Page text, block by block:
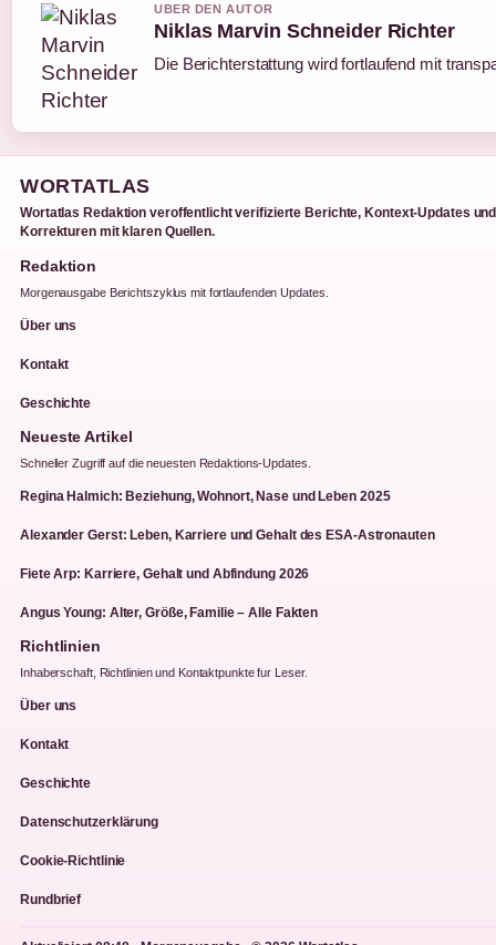
UBER DEN AUTOR
Niklas Marvin Schneider Richter
Die Berichterstattung wird fortlaufend mit
WORTATLAS
Wortatlas Redaktion veroffentlicht verifizierte Berichte, Kontext-Updates und
Korrekturen mit klaren Quellen.
Redaktion
Morgenausgabe Berichtszyklus mit fortlaufenden Updates.
Über uns
Kontakt
Geschichte
Neueste Artikel
Schneller Zugriff auf die neuesten Redaktions-Updates.
Regina Halmich: Beziehung, Wohnort, Nase und Leben 2025
Alexander Gerst: Leben, Karriere und Gehalt des ESA-Astronauten
Fiete Arp: Karriere, Gehalt und Abfindung 2026
Angus Young: Alter, Größe, Familie – Alle Fakten
Richtlinien
Inhaberschaft, Richtlinien und Kontaktpunkte fur Leser.
Über uns
Kontakt
Geschichte
Datenschutzerklärung
Cookie-Richtlinie
Rundbrief